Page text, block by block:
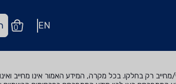
EN
0
רק בחלקו. בכל מקרה, המידע האמור אינו מחייב